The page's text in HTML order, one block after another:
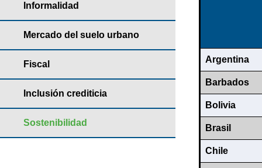
Informalidad
Mercado del suelo urbano
Fiscal
Inclusión crediticia
Sostenibilidad
Argentina
Barbados
Bolivia
Brasil
Chile